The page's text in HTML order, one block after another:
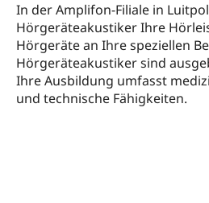
In der Amplifon-Filiale in
Hörgeräteakustiker Ihre
Hörgeräte an Ihre speziellen
Hörgeräteakustiker sind
Ihre Ausbildung umfasst
und technische Fähigkeiten.